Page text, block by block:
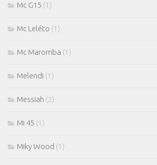
Mc G15 (1)
Mc Leléto (1)
Mc Maromba (1)
Melendi (1)
Messiah (2)
Mi 45 (1)
Miky Wood (1)